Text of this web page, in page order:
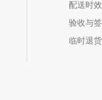
配送时效
验收与
临时退货